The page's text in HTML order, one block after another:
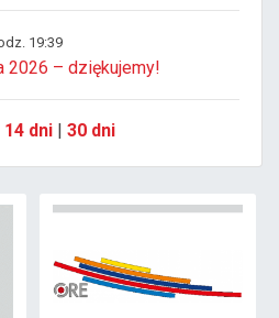
19:39
2026 – dziękujemy!
14 dni| 30 dni